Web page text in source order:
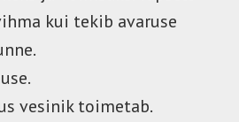
kui tekib avaruse
vesinik toimetab.